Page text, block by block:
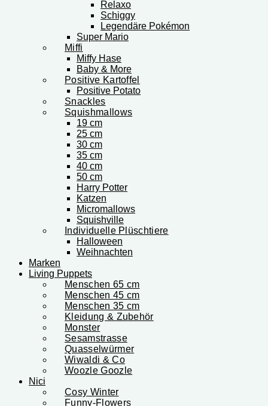
Relaxo
Schiggy
Legendäre Pokémon
Super Mario
Miffi
Miffy Hase
Baby & More
Positive Kartoffel
Positive Potato
Snackles
Squishmallows
19 cm
25 cm
30 cm
35 cm
40 cm
50 cm
Harry Potter
Katzen
Micromallows
Squishville
Individuelle Plüschtiere
Halloween
Weihnachten
Marken
Living Puppets
Menschen 65 cm
Menschen 45 cm
Menschen 35 cm
Kleidung & Zubehör
Monster
Sesamstrasse
Quasselwürmer
Wiwaldi & Co
Woozle Goozle
Nici
Cosy Winter
Funny-Flowers